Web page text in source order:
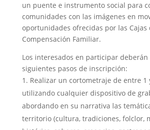
un puente e instrumento social para
comunidades con las imágenes en
oportunidades ofrecidas por las Cajas
Compensación Familiar.
Los interesados en participar deberán
siguientes pasos de inscripción:
Realizar un cortometraje de entre 1
utilizando cualquier dispositivo de
abordando en su narrativa las
territorio (cultura, tradiciones, folclor,